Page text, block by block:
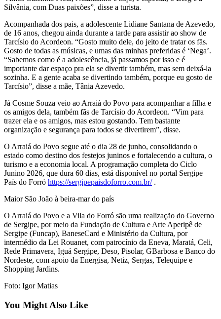
Silvânia, com Duas paixões”, disse a turista.
Acompanhada dos pais, a adolescente Lidiane Santana de Azevedo,
de 16 anos, chegou ainda durante a tarde para assistir ao show de
Tarcísio do Acordeon. “Gosto muito dele, do jeito de tratar os fãs.
Gosto de todas as músicas, e umas das minhas preferidas é ‘Nega’.
“Sabemos como é a adolescência, já passamos por isso e é
importante dar espaço pra ela se divertir também, mas sem deixá-la
sozinha. E a gente acaba se divertindo também, porque eu gosto de
Tarcísio”, disse a mãe, Tânia Azevedo.
Já Cosme Souza veio ao Arraiá do Povo para acompanhar a filha e
os amigos dela, também fãs de Tarcísio do Acordeon. “Vim para
trazer ela e os amigos, mas estou gostando. Tem bastante
organização e segurança para todos se divertirem”, disse.
O Arraiá do Povo segue até o dia 28 de junho, consolidando o
estado como destino dos festejos juninos e fortalecendo a cultura, o
turismo e a economia local. A programação completa do Ciclo
Junino 2026, que dura 60 dias, está disponível no portal Sergipe
País do Forró https://sergipepaisdoforro.com.br/.
Maior São João à beira-mar do país
O Arraiá do Povo e a Vila do Forró são uma realização do Governo
de Sergipe, por meio da Fundação de Cultura e Arte Aperipê de
Sergipe (Funcap), BaneseCard e Ministério da Cultura, por
intermédio da Lei Rouanet, com patrocínio da Eneva, Maratá, Celi,
Rede Primavera, Iguá Sergipe, Deso, Pisolar, GBarbosa e Banco do
Nordeste, com apoio da Energisa, Netiz, Sergas, Telequipe e
Shopping Jardins.
Foto: Igor Matias
You Might Also Like